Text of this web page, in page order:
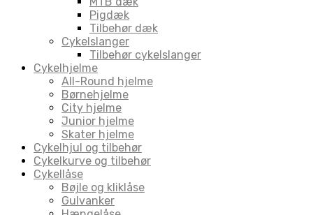
Pigdæk
Tilbehør dæk
Cykelslanger
Tilbehør cykelslanger
Cykelhjelme
All-Round hjelme
Børnehjelme
City hjelme
Junior hjelme
Skater hjelme
Cykelhjul og tilbehør
Cykelkurve og tilbehør
Cykellåse
Bøjle og kliklåse
Gulvanker